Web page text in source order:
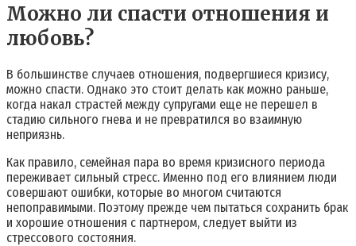
Можно ли спасти отношения и
любовь?
В большинстве случаев отношения, подвергшиеся кризису,
можно спасти. Однако это стоит делать как можно раньше,
когда накал страстей между супругами еще не перешел в
стадию сильного гнева и не превратился во взаимную
неприязнь.
Как правило, семейная пара во время кризисного периода
переживает сильный стресс. Именно под его влиянием люди
совершают ошибки, которые во многом считаются
непоправимыми. Поэтому прежде чем пытаться сохранить брак
и хорошие отношения с партнером, следует выйти из
стрессового состояния.